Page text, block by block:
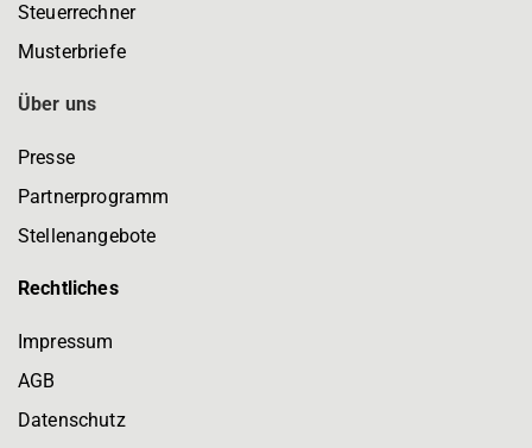
Steuerrechner
Musterbriefe
Über uns
Presse
Partnerprogramm
Stellenangebote
Rechtliches
Impressum
AGB
Datenschutz